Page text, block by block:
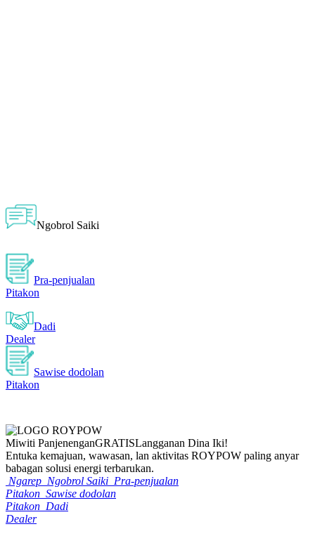
Ngobrol Saiki
Pra-penjualan
Pitakon
Dadi
Dealer
Sawise dodolan
Pitakon
Miwiti PanjenenganGRATISLangganan Dina Iki!
Entuka kemajuan, wawasan, lan aktivitas ROYPOW paling anyar
babagan solusi energi terbarukan.
Ngarep Ngobrol Saiki Pra-penjualan
Pitakon Sawise dodolan
Pitakon Dadi
Dealer